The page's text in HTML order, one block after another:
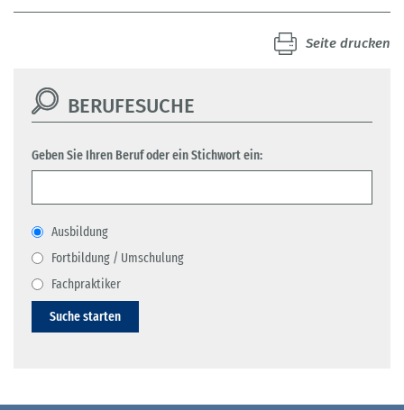
Seite drucken
BERUFESUCHE
Geben Sie Ihren Beruf oder ein Stichwort ein:
Ausbildung
Fortbildung / Umschulung
Fachpraktiker
Suche starten